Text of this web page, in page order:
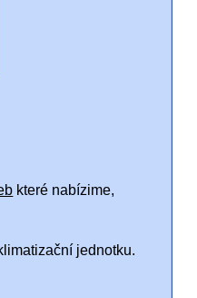
které nabízime,
jednotku.